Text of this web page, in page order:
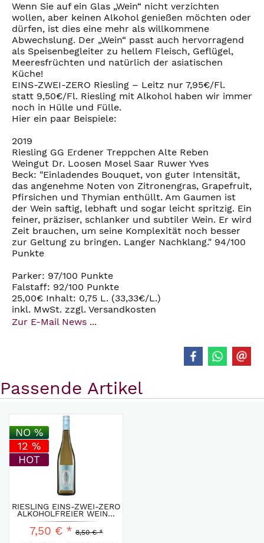
Wenn Sie auf ein Glas „Wein“ nicht verzichten
wollen, aber keinen Alkohol genießen möchten oder
dürfen, ist dies eine mehr als willkommene
Abwechslung. Der „Wein“ passt auch hervorragend
als Speisenbegleiter zu hellem Fleisch, Geflügel,
Meeresfrüchten und natürlich der asiatischen
Küche!
EINS-ZWEI-ZERO Riesling – Leitz nur 7,95€/Fl.
statt 9,50€/Fl. Riesling mit Alkohol haben wir immer
noch in Hülle und Fülle.
Hier ein paar Beispiele:
2019
Riesling GG Erdener Treppchen Alte Reben
Weingut Dr. Loosen Mosel Saar Ruwer Yves
Beck: "Einladendes Bouquet, von guter Intensität,
das angenehme Noten von Zitronengras, Grapefruit,
Pfirsichen und Thymian enthüllt. Am Gaumen ist
der Wein saftig, lebhaft und sogar leicht spritzig. Ein
feiner, präziser, schlanker und subtiler Wein. Er wird
Zeit brauchen, um seine Komplexität noch besser
zur Geltung zu bringen. Langer Nachklang." 94/100
Punkte
Parker: 97/100 Punkte
Falstaff: 92/100 Punkte
25,00€ Inhalt: 0,75 L. (33,33€/L.)
inkl. MwSt. zzgl. Versandkosten
Zur E-Mail News ...
Passende Artikel
NO %
12 %
HOT
RIESLING EINS-ZWEI-ZERO
ALKOHOLFREIER WEIN...
7,50 € * 8,50 € *